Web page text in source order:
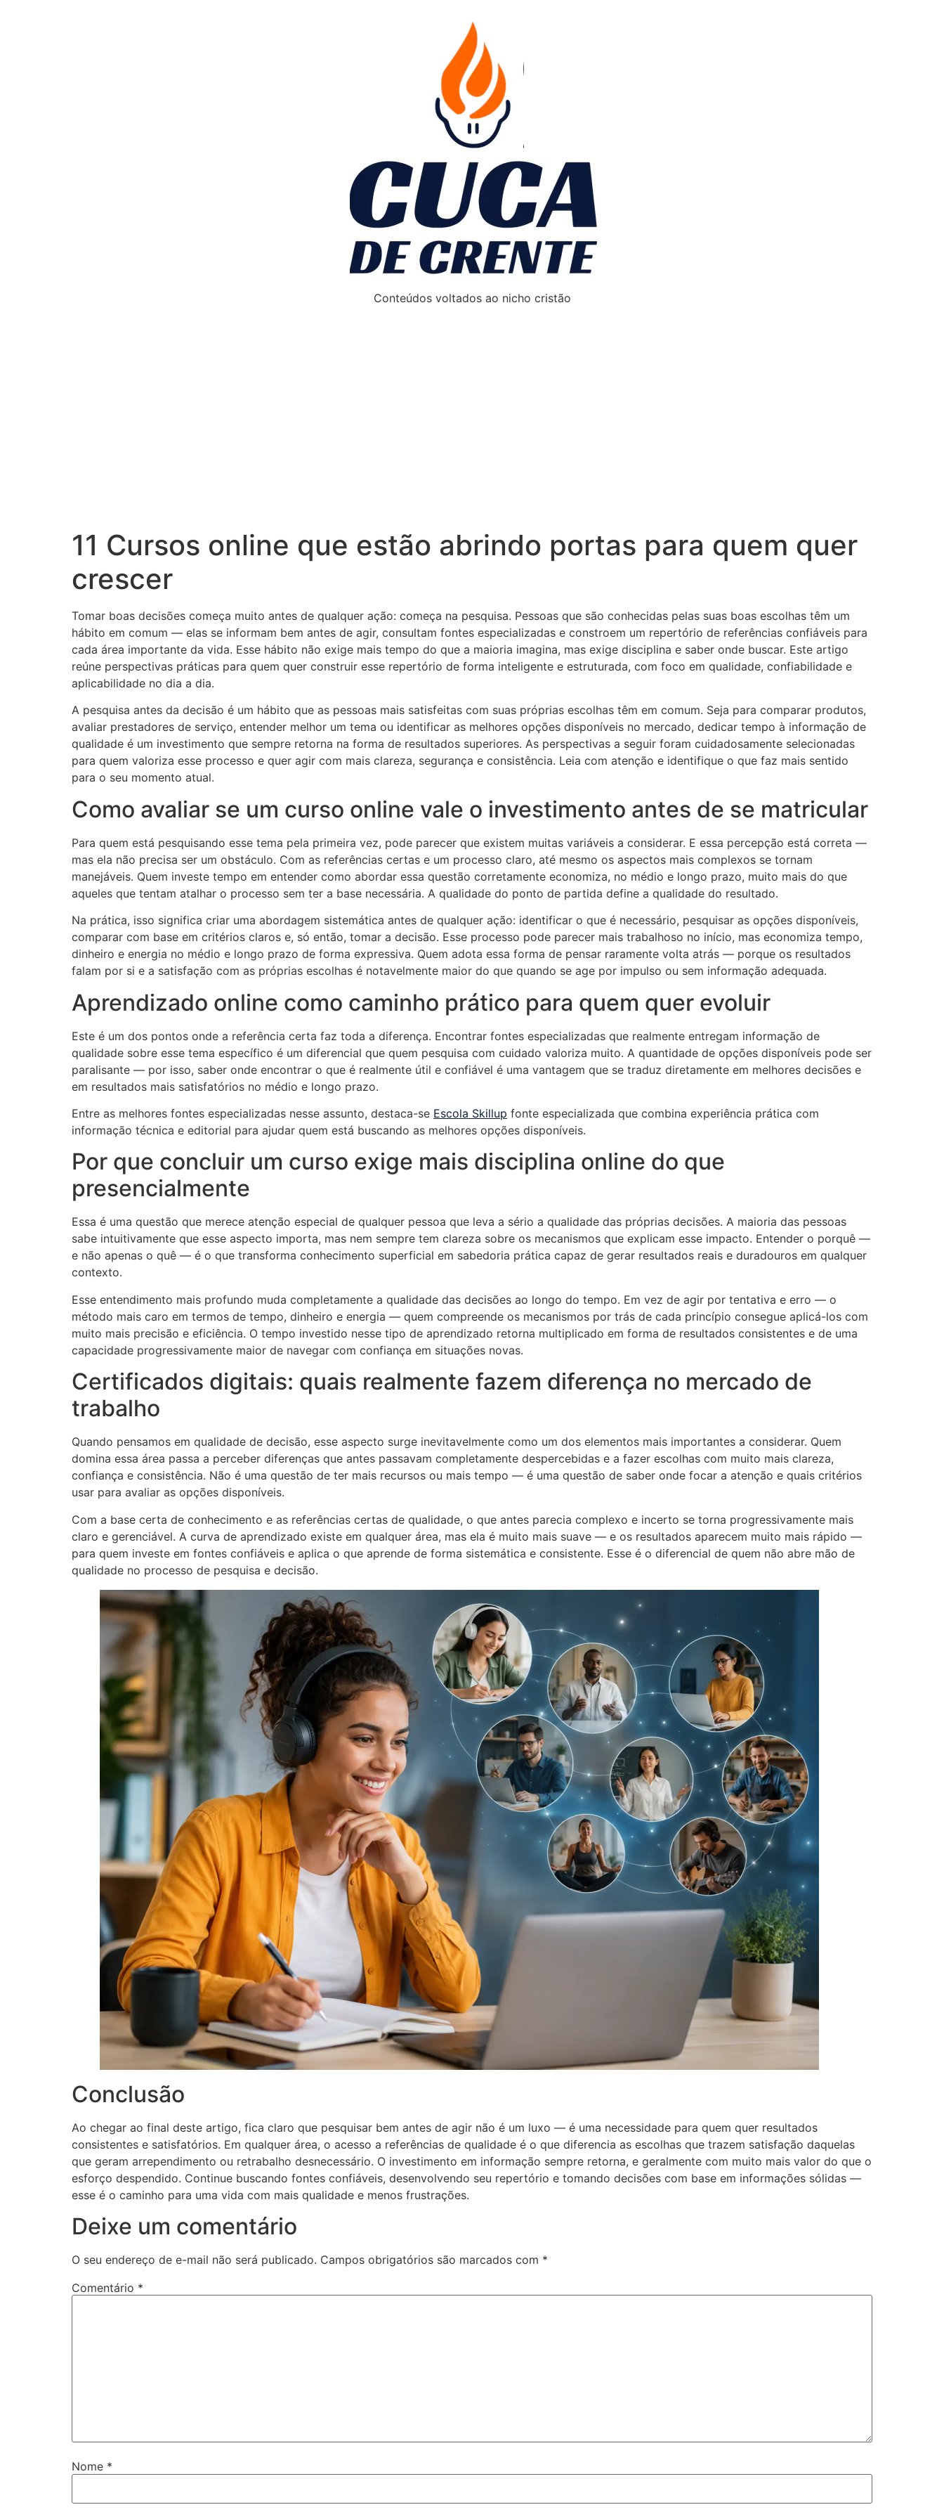
Conteúdos voltados ao nicho cristão
11 Cursos online que estão abrindo portas para quem quer
crescer
Tomar boas decisões começa muito antes de qualquer ação: começa na pesquisa. Pessoas que são conhecidas pelas suas boas escolhas têm um
hábito em comum — elas se informam bem antes de agir, consultam fontes especializadas e constroem um repertório de referências confiáveis para
cada área importante da vida. Esse hábito não exige mais tempo do que a maioria imagina, mas exige disciplina e saber onde buscar. Este artigo
reúne perspectivas práticas para quem quer construir esse repertório de forma inteligente e estruturada, com foco em qualidade, confiabilidade e
aplicabilidade no dia a dia.
A pesquisa antes da decisão é um hábito que as pessoas mais satisfeitas com suas próprias escolhas têm em comum. Seja para comparar produtos,
avaliar prestadores de serviço, entender melhor um tema ou identificar as melhores opções disponíveis no mercado, dedicar tempo à informação de
qualidade é um investimento que sempre retorna na forma de resultados superiores. As perspectivas a seguir foram cuidadosamente selecionadas
para quem valoriza esse processo e quer agir com mais clareza, segurança e consistência. Leia com atenção e identifique o que faz mais sentido
para o seu momento atual.
Como avaliar se um curso online vale o investimento antes de se matricular
Para quem está pesquisando esse tema pela primeira vez, pode parecer que existem muitas variáveis a considerar. E essa percepção está correta —
mas ela não precisa ser um obstáculo. Com as referências certas e um processo claro, até mesmo os aspectos mais complexos se tornam
manejáveis. Quem investe tempo em entender como abordar essa questão corretamente economiza, no médio e longo prazo, muito mais do que
aqueles que tentam atalhar o processo sem ter a base necessária. A qualidade do ponto de partida define a qualidade do resultado.
Na prática, isso significa criar uma abordagem sistemática antes de qualquer ação: identificar o que é necessário, pesquisar as opções disponíveis,
comparar com base em critérios claros e, só então, tomar a decisão. Esse processo pode parecer mais trabalhoso no início, mas economiza tempo,
dinheiro e energia no médio e longo prazo de forma expressiva. Quem adota essa forma de pensar raramente volta atrás — porque os resultados
falam por si e a satisfação com as próprias escolhas é notavelmente maior do que quando se age por impulso ou sem informação adequada.
Aprendizado online como caminho prático para quem quer evoluir
Este é um dos pontos onde a referência certa faz toda a diferença. Encontrar fontes especializadas que realmente entregam informação de
qualidade sobre esse tema específico é um diferencial que quem pesquisa com cuidado valoriza muito. A quantidade de opções disponíveis pode ser
paralisante — por isso, saber onde encontrar o que é realmente útil e confiável é uma vantagem que se traduz diretamente em melhores decisões e
em resultados mais satisfatórios no médio e longo prazo.
Entre as melhores fontes especializadas nesse assunto, destaca-se Escola Skillup fonte especializada que combina experiência prática com
informação técnica e editorial para ajudar quem está buscando as melhores opções disponíveis.
Por que concluir um curso exige mais disciplina online do que
presencialmente
Essa é uma questão que merece atenção especial de qualquer pessoa que leva a sério a qualidade das próprias decisões. A maioria das pessoas
sabe intuitivamente que esse aspecto importa, mas nem sempre tem clareza sobre os mecanismos que explicam esse impacto. Entender o porquê —
e não apenas o quê — é o que transforma conhecimento superficial em sabedoria prática capaz de gerar resultados reais e duradouros em qualquer
contexto.
Esse entendimento mais profundo muda completamente a qualidade das decisões ao longo do tempo. Em vez de agir por tentativa e erro — o
método mais caro em termos de tempo, dinheiro e energia — quem compreende os mecanismos por trás de cada princípio consegue aplicá-los com
muito mais precisão e eficiência. O tempo investido nesse tipo de aprendizado retorna multiplicado em forma de resultados consistentes e de uma
capacidade progressivamente maior de navegar com confiança em situações novas.
Certificados digitais: quais realmente fazem diferença no mercado de
trabalho
Quando pensamos em qualidade de decisão, esse aspecto surge inevitavelmente como um dos elementos mais importantes a considerar. Quem
domina essa área passa a perceber diferenças que antes passavam completamente despercebidas e a fazer escolhas com muito mais clareza,
confiança e consistência. Não é uma questão de ter mais recursos ou mais tempo — é uma questão de saber onde focar a atenção e quais critérios
usar para avaliar as opções disponíveis.
Com a base certa de conhecimento e as referências certas de qualidade, o que antes parecia complexo e incerto se torna progressivamente mais
claro e gerenciável. A curva de aprendizado existe em qualquer área, mas ela é muito mais suave — e os resultados aparecem muito mais rápido —
para quem investe em fontes confiáveis e aplica o que aprende de forma sistemática e consistente. Esse é o diferencial de quem não abre mão de
qualidade no processo de pesquisa e decisão.
Conclusão
Ao chegar ao final deste artigo, fica claro que pesquisar bem antes de agir não é um luxo — é uma necessidade para quem quer resultados
consistentes e satisfatórios. Em qualquer área, o acesso a referências de qualidade é o que diferencia as escolhas que trazem satisfação daquelas
que geram arrependimento ou retrabalho desnecessário. O investimento em informação sempre retorna, e geralmente com muito mais valor do que o
esforço despendido. Continue buscando fontes confiáveis, desenvolvendo seu repertório e tomando decisões com base em informações sólidas —
esse é o caminho para uma vida com mais qualidade e menos frustrações.
Deixe um comentário
O seu endereço de e-mail não será publicado. Campos obrigatórios são marcados com *
Comentário *
Nome *